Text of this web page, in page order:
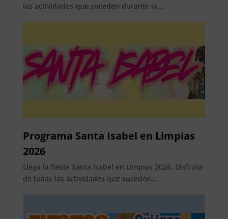
las actividades que suceden durante la...
Programa Santa Isabel en Limpias
2026
Llega la fiesta Santa Isabel en Limpias 2026. Disfruta
de todas las actividades que suceden...